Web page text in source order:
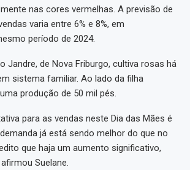
nas cores vermelhas. A previsão de
varia entre 6% e 8%, em
período de 2024.
Jandre, de Nova Friburgo, cultiva rosas há
sistema familiar. Ao lado da filha
produção de 50 mil pés.
para as vendas neste Dia das Mães é
já está sendo melhor do que no
que haja um aumento significativo,
Suelane.